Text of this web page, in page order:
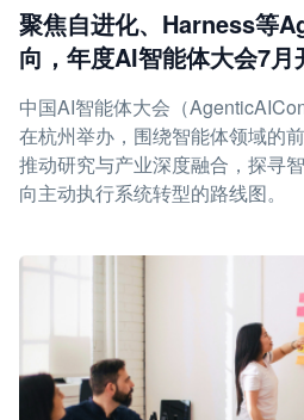
聚焦自进化、Harness等
向，年度AI智能体大会7月
中国AI智能体大会（
在杭州举办，围绕智能体领域的
推动研究与产业深度融合，探寻
向主动执行系统转型的路线图。